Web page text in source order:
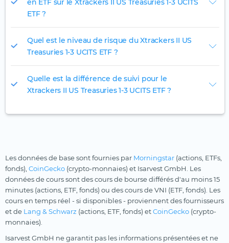
en ETF sur le Xtrackers II US Treasuries 1-3 UCITS
ETF ?
Quel est le niveau de risque du Xtrackers II US
Treasuries 1-3 UCITS ETF ?
Quelle est la différence de suivi pour le
Xtrackers II US Treasuries 1-3 UCITS ETF ?
Les données de base sont fournies par Morningstar (actions, ETFs,
fonds), CoinGecko (crypto-monnaies) et Isarvest GmbH. Les
données de cours sont des cours de bourse différés d'au moins 15
minutes (actions, ETF, fonds) ou des cours de VNI (ETF, fonds). Les
cours en temps réel - si disponibles - proviennent des fournisseurs
et de Lang & Schwarz (actions, ETF, fonds) etCoinGecko (crypto-
monnaies).
Isarvest GmbH ne garantit pas les informations présentées et ne